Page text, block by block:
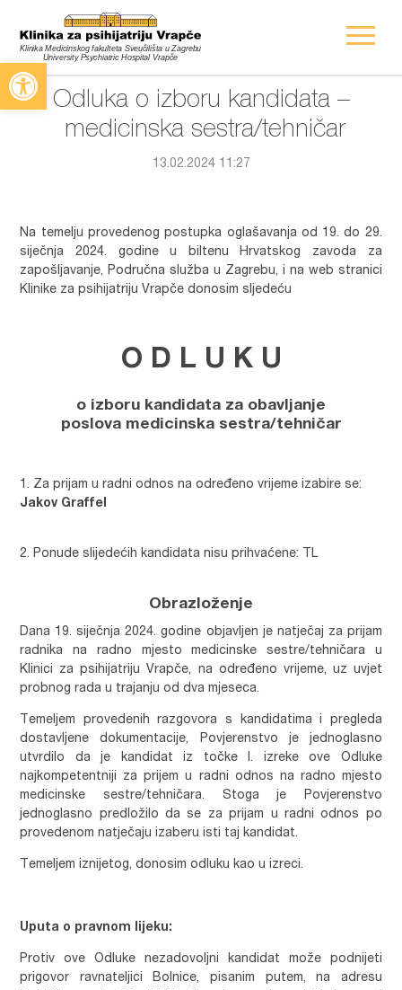
Open toolbar
Odluka o izboru kandidata –
medicinska sestra/tehničar
13.02.2024 11:27
Na temelju provedenog postupka oglašavanja od 19. do 29.
siječnja 2024. godine u biltenu Hrvatskog zavoda za
zapošljavanje, Područna služba u Zagrebu, i na web stranici
Klinike za psihijatriju Vrapče donosim sljedeću
O D L U K U
o izboru kandidata za obavljanje
poslova medicinska sestra/tehničar
Za prijam u radni odnos na određeno vrijeme izabire se:
Jakov Graffel
Ponude slijedećih kandidata nisu prihvaćene: TL
Obrazloženje
Dana 19. siječnja 2024. godine objavljen je natječaj za prijam
radnika na radno mjesto medicinske sestre/tehničara u
Klinici za psihijatriju Vrapče, na određeno vrijeme, uz uvjet
probnog rada u trajanju od dva mjeseca.
Temeljem provedenih razgovora s kandidatima i pregleda
dostavljene dokumentacije, Povjerenstvo je jednoglasno
utvrdilo da je kandidat iz točke I. izreke ove Odluke
najkompetentniji za prijem u radni odnos na radno mjesto
medicinske sestre/tehničara. Stoga je Povjerenstvo
jednoglasno predložilo da se za prijam u radni odnos po
provedenom natječaju izaberu isti taj kandidat.
Temeljem iznijetog, donosim odluku kao u izreci.
Uputa o pravnom lijeku:
Protiv ove Odluke nezadovoljni kandidat može podnijeti
prigovor ravnateljici Bolnice, pisanim putem, na adresu